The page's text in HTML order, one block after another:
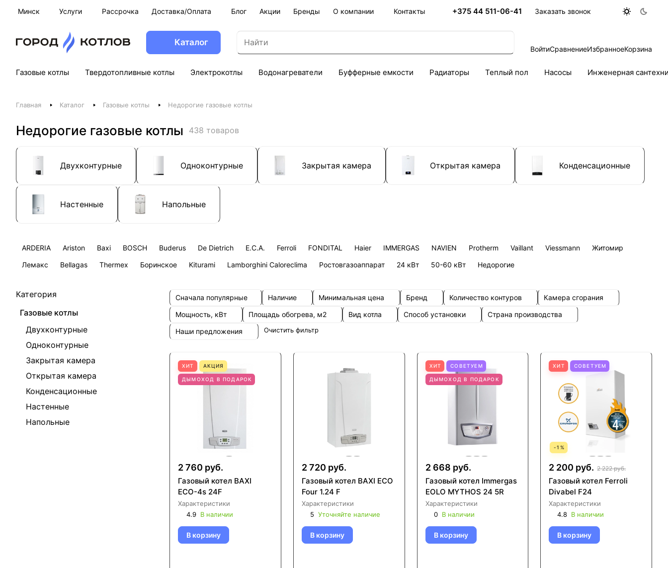
Минск Услуги Рассрочка Доставка/Оплата Блог Акции Бренды О компании Контакты +375 44 511-06-41 Заказать звонок
Каталог
ВойтиСравнениеИзбранноеКорзина
Газовые котлы Твердотопливные котлы Электрокотлы Водонагреватели Буфферные емкости Радиаторы Теплый пол Насосы Инженерная
Главная Каталог Газовые котлы Недорогие газовые котлы
Недорогие газовые котлы 438 товаров
Двухконтурные Одноконтурные Закрытая камера Открытая камера Конденсационные
Настенные Напольные
ARDERIA Ariston Baxi BOSCH Buderus De Dietrich E.C.A. Ferroli FONDITAL Haier IMMERGAS NAVIEN Protherm Vaillant Viessmann
Житомир
Лемакс
Bellagas Thermex Боринское Kiturami Lamborghini Caloreclima Ростовгазоаппарат 24 кВт 50-60 кВт Недорогие
Категория
Газовые котлы
Двухконтурные
Одноконтурные
Закрытая камера
Открытая камера
Конденсационные
Настенные
Напольные
Сначала популярные Наличие Минимальная цена Бренд Количество контуров
Камера сгорания
Мощность, кВт
Площадь обогрева, м2 Вид котла Способ установки
Страна производства
Наши предложения
Очистить фильтр
ХИТ АКЦИЯ
ДЫМОХОД В ПОДАРОК
2 760 руб.
Газовый котел BAXI
ECO-4s 24F
Характеристики
4.9 В наличии
В корзину
2 720 руб.
Газовый котел BAXI ECO
Four 1.24 F
Характеристики
5 Уточняйте наличие
В корзину
ХИТ СОВЕТУЕМ
ДЫМОХОД В ПОДАРОК
2 668 руб.
Газовый котел Immergas
EOLO MYTHOS 24 5R
Характеристики
0 В наличии
В корзину
ХИТ СОВЕТУЕМ
-1 %
2 200 руб. 2 222 руб.
Газовый котел Ferroli
Divabel F24
Характеристики
4.8 В наличии
В корзину